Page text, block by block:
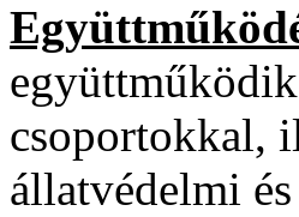
csoportokkal,
állatvédelmi